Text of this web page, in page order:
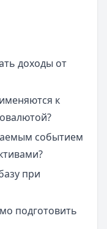
доходы от
к
событием
при
подготовить